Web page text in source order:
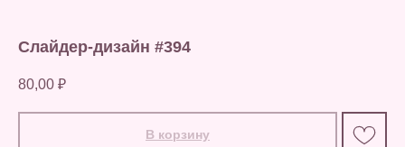
Слайдер-дизайн #394
80,00 ₽
В корзину